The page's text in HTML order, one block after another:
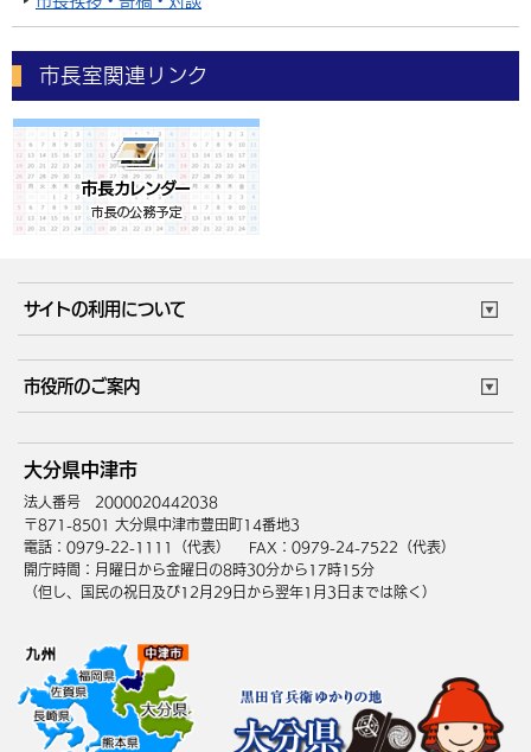
市長室関連リンク
サイトの利用について
サイトマップ
市役所のご案内
庁舎地図 組織案内
中津市へのアクセス
大分県中津市
法人番号 2000020442038
〒871-8501 大分県中津市豊田町14番地3
電話：0979-22-1111（代表）
FAX：0979-24-7522（代表）
開庁時間：月曜日から金曜日の8時30分から17時15分
（但し、国民の祝日及び12月29日から翌年1月3日までは除く）